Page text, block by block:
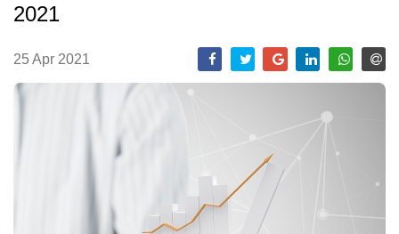
2021
25 Apr 2021